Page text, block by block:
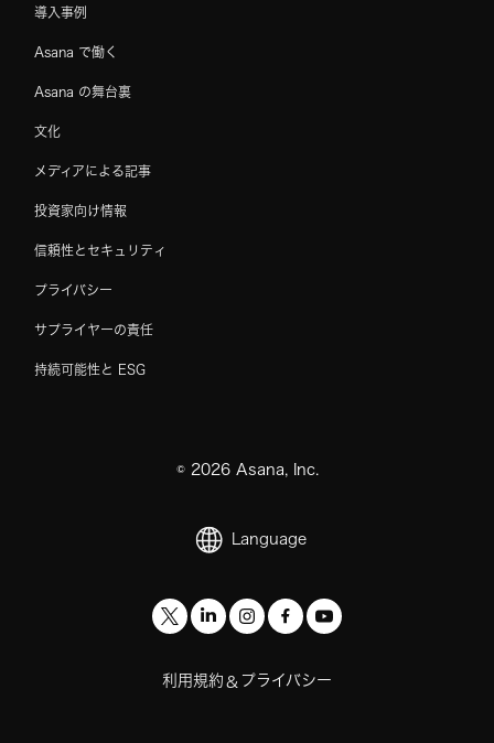
導入事例
Asana で働く
Asana の舞台裏
文化
メディアによる記事
投資家向け情報
信頼性とセキュリティ
プライバシー
サプライヤーの責任
持続可能性と ESG
© 2026Asana, Inc.
Language
利用規約 & プライバシー